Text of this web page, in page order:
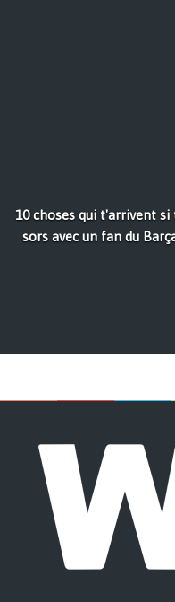
10 choses qui t'arrivent si
sors avec un fan du